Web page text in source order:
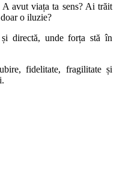
avut viața ta sens? Ai trăit
o iluzie?
directă, unde forța stă în
fidelitate, fragilitate și